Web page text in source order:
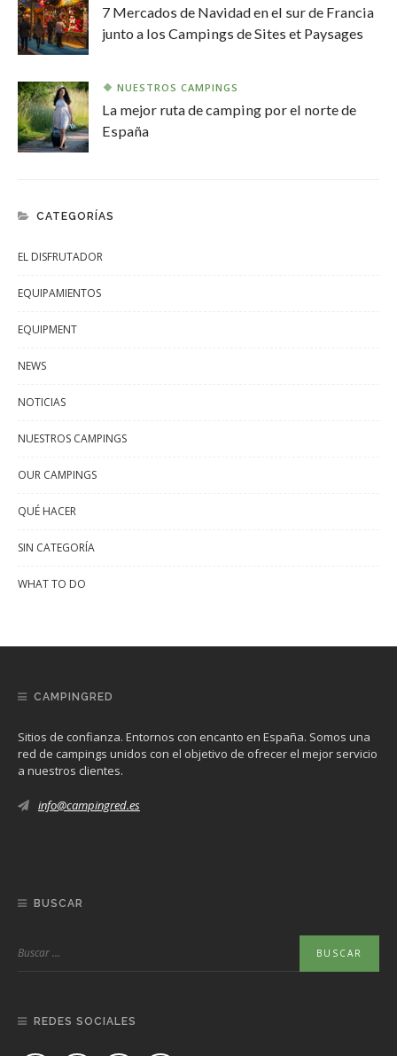
7 Mercados de Navidad en el sur de Francia
junto a los Campings de Sites et Paysages
NUESTROS CAMPINGS
La mejor ruta de camping por el norte de
España
CATEGORÍAS
EL DISFRUTADOR
EQUIPAMIENTOS
EQUIPMENT
NEWS
NOTICIAS
NUESTROS CAMPINGS
OUR CAMPINGS
QUÉ HACER
SIN CATEGORÍA
WHAT TO DO
CAMPINGRED
Sitios de confianza. Entornos con encanto en España. Somos una
red de campings unidos con el objetivo de ofrecer el mejor servicio
a nuestros clientes.
info@campingred.es
BUSCAR
REDES SOCIALES